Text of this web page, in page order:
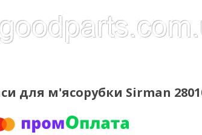
для м'ясорубки Sirman